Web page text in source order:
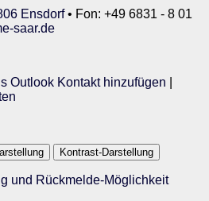
Ensdorf• Fon: +49 6831 - 8 01
saar.de
Outlook Kontakt hinzufügen
Kontrast-Darstellung
und Rückmelde-Möglichkeit